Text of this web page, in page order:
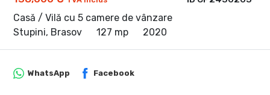
Casă / Vilă cu 5 camere de vânzare
Stupini, Brasov
127 mp 2020
WhatsApp Facebook